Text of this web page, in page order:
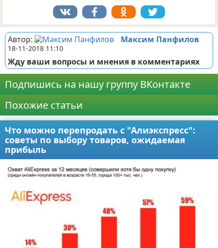
Автор: Максим Панфилов
18-11-2018 11:10
Жду ваши вопросы и мнения в комментариях
Подпишись на нашу группу ВКонтакте
Похожие статьи
Что можно перепродать с "Алиэкспресс":
советы по выбору товаров, ожидаемая
прибыль